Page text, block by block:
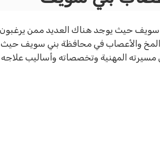
سويف حيث يوجد هناك العديد ممن
المخ والأعصاب في محافظة بني سويف
المهنية وتخصصاته وأساليب علاجه